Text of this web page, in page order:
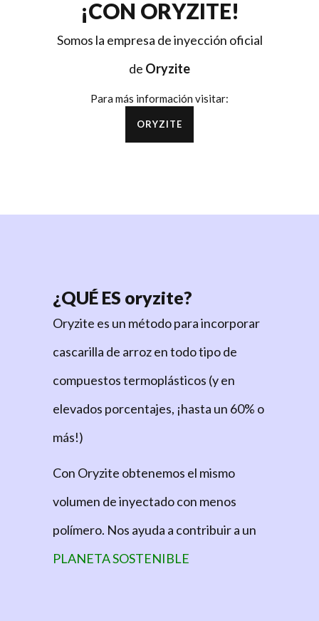
¡CON ORYZITE!
Somos la empresa de inyección oficial
de Oryzite
Para más información visitar:
ORYZITE
¿QUÉ ES oryzite?
Oryzite es un método para incorporar
cascarilla de arroz en todo tipo de
compuestos termoplásticos (y en
elevados porcentajes, ¡hasta un 60% o
más!)
Con Oryzite obtenemos el mismo
volumen de inyectado con menos
polímero. Nos ayuda a contribuir a un
PLANETA SOSTENIBLE